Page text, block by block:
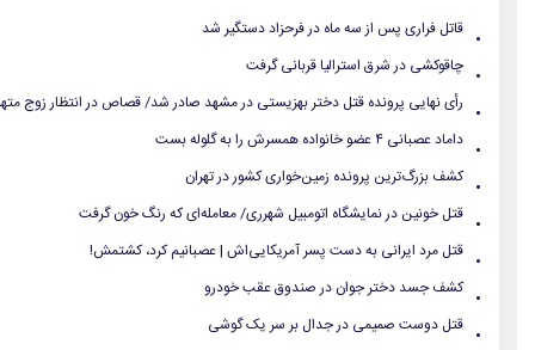
. قاتل فراری پس از سه ماه در فرحزاد دستگیر شد
. چاقوکشی در شرق استرالیا قربانی گرفت
. رأی نهایی پرونده قتل دختر بهزیستی در مشهد صادر شد/ قصاص در انتظار زوج
. داماد عصبانی ۴ عضو خانواده همسرش را به گلوله بست
. کشف بزرگ‌ترین پرونده زمین‌خواری‌ کشور در تهران
. قتل خونین در نمایشگاه اتومبیل شهرری/ معامله‌ای که رنگ خون گرفت
. قتل مرد ایرانی به دست پسر آمریکایی‌اش | عصبانیم کرد، کشتمش!
. کشف جسد دختر جوان در صندوق عقب خودرو
. قتل دوست صمیمی در جدال بر سر یک گوشی